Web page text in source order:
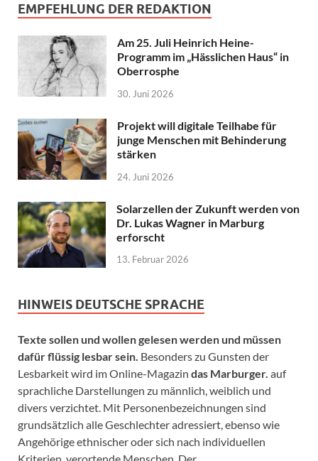
EMPFEHLUNG DER REDAKTION
Am 25. Juli Heinrich Heine-
Programm im „Hässlichen Haus“ in
Oberrosphe
30. Juni 2026
Projekt will digitale Teilhabe für
junge Menschen mit Behinderung
stärken
24. Juni 2026
Solarzellen der Zukunft werden von
Dr. Lukas Wagner in Marburg
erforscht
13. Februar 2026
HINWEIS DEUTSCHE SPRACHE
Texte sollen und wollen gelesen werden und müssen
dafür flüssig lesbar sein. Besonders zu Gunsten der
Lesbarkeit wird im Online-Magazin das Marburger. auf
sprachliche Darstellungen zu männlich, weiblich und
divers verzichtet. Mit Personenbezeichnungen sind
grundsätzlich alle Geschlechter adressiert, ebenso wie
Angehörige ethnischer oder sich nach individuellen
Kriterien verortende Menschen. Der